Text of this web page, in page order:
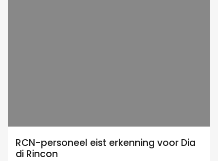
RCN-personeel eist erkenning voor Dia
di Rincon